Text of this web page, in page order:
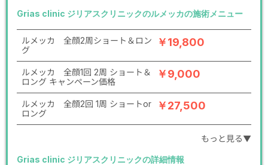
Grias clinic ジリアスクリニックのルメッカの施術メニュー
ルメッカ 全顔2周ショート＆ロン
グ
￥19,800
ルメッカ 全顔1回 2周 ショート＆
ロング キャンペーン価格
￥9,000
ルメッカ 全顔2回 1周 ショートor
ロング
￥27,500
もっと見る▼
Grias clinic ジリアスクリニックの詳細情報